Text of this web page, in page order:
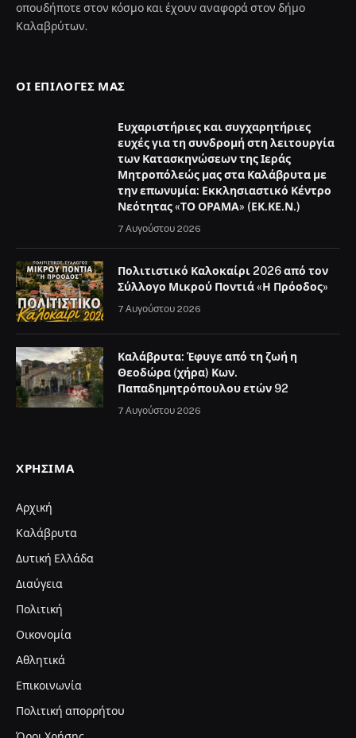
οπουδήποτε στον κόσμο και έχουν αναφορά στον δήμο
Καλαβρύτων.
ΟΙ ΕΠΙΛΟΓΈΣ ΜΑΣ
Ευχαριστήριες και συγχαρητήριες
ευχές για τη συνδρομή στη λειτουργία
των Κατασκηνώσεων της Ιεράς
Μητροπόλεώς μας στα Καλάβρυτα με
την επωνυμία: Εκκλησιαστικό Κέντρο
Νεότητας «ΤΟ ΟΡΑΜΑ» (ΕΚ.ΚΕ.Ν.)
7 Αυγούστου 2026
Πολιτιστικό Καλοκαίρι 2026 από τον
Σύλλογο Μικρού Ποντιά «Η Πρόοδος»
7 Αυγούστου 2026
Καλάβρυτα: Έφυγε από τη ζωή η
Θεοδώρα (χήρα) Κων.
Παπαδημητρόπουλου ετών 92
7 Αυγούστου 2026
ΧΡΉΣΙΜΑ
Αρχική
Καλάβρυτα
Δυτική Ελλάδα
Διαύγεια
Πολιτική
Οικονομία
Αθλητικά
Επικοινωνία
Πολιτική απορρήτου